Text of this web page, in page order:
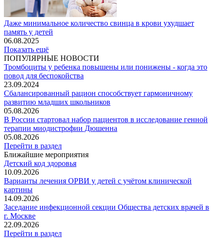
Даже минимальное количество свинца в крови ухудшает
память у детей
06.08.2025
Показать ещё
ПОПУЛЯРНЫЕ НОВОСТИ
Тромбоциты у ребенка повышены или понижены - когда это
повод для беспокойства
23.09.2024
Сбалансированный рацион способствует гармоничному
развитию младших школьников
05.08.2026
В России стартовал набор пациентов в исследование генной
терапии миодистрофии Дюшенна
05.08.2026
Перейти в раздел
Ближайшие мероприятия
Детский код здоровья
10.09.2026
Варианты лечения ОРВИ у детей с учётом клинической
картины
14.09.2026
Заседание инфекционной секции Общества детских врачей в
г. Москве
22.09.2026
Перейти в раздел